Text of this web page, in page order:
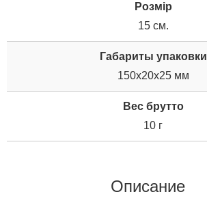
Розмір
15 см.
Габариты упаковки
150x20x25 мм
Вес брутто
10 г
Описание